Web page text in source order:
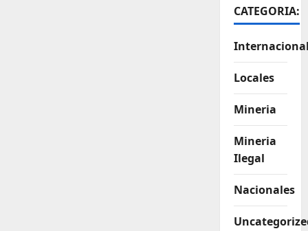
CATEGORIA:
Locales
Mineria
Mineria
Ilegal
Nacionales